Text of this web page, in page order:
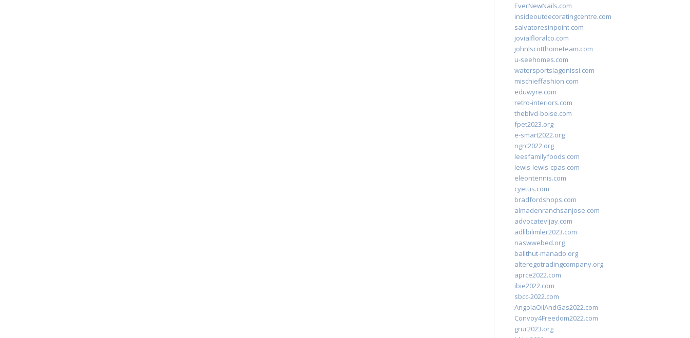
EverNewNails.com
insideoutdecoratingcentre.com
salvatoresinpoint.com
jovialfloralco.com
johnlscotthometeam.com
u-seehomes.com
watersportslagonissi.com
mischieffashion.com
eduwyre.com
retro-interiors.com
theblvd-boise.com
fpet2023.org
e-smart2022.org
ngrc2022.org
leesfamilyfoods.com
lewis-lewis-cpas.com
eleontennis.com
cyetus.com
bradfordshops.com
almadenranchsanjose.com
advocatevijay.com
adlibilimler2023.com
naswwebed.org
balithut-manado.org
alteregotradingcompany.org
aprce2022.com
ibie2022.com
sbcc-2022.com
AngolaOilAndGas2022.com
Convoy4Freedom2022.com
grur2023.org